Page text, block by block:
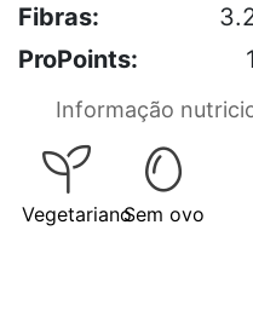
Fibras:
ProPoints:
Informação
VegetarianoSem ovo